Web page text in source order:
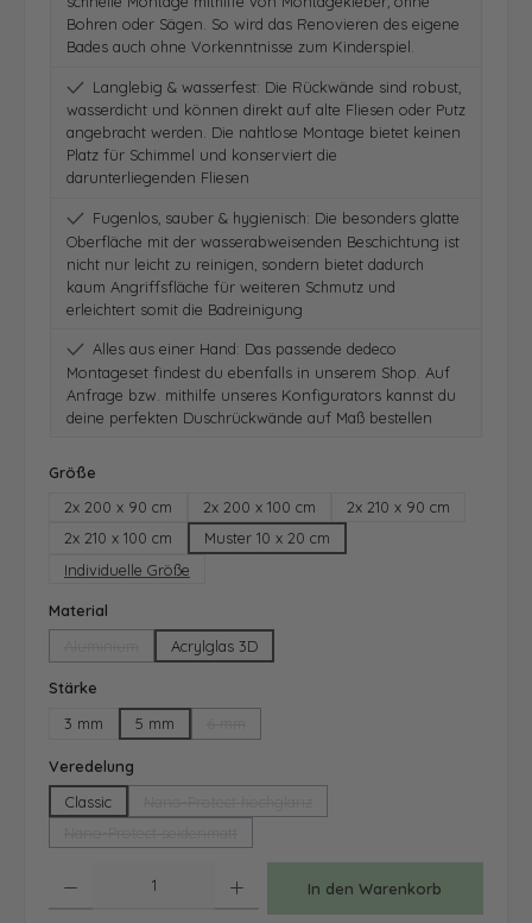
Bohren oder Sägen. So wird das Renovieren des eigene
Bades auch ohne Vorkenntnisse zum Kinderspiel.
Langlebig & wasserfest: Die Rückwände sind robust,
wasserdicht und können direkt auf alte Fliesen oder Putz
angebracht werden. Die nahtlose Montage bietet keinen
Platz für Schimmel und konserviert die
darunterliegenden Fliesen
Fugenlos, sauber & hygienisch: Die besonders glatte
Oberfläche mit der wasserabweisenden Beschichtung ist
nicht nur leicht zu reinigen, sondern bietet dadurch
kaum Angriffsfläche für weiteren Schmutz und
erleichtert somit die Badreinigung
Alles aus einer Hand: Das passende dedeco
Montageset findest du ebenfalls in unserem Shop. Auf
Anfrage bzw. mithilfe unseres Konfigurators kannst du
deine perfekten Duschrückwände auf Maß bestellen
Größe
2x 200 x 90 cm
2x 200 x 100 cm
2x 210 x 90 cm
2x 210 x 100 cm
Muster 10 x 20 cm
Individuelle Größe
Material
(Diese Option ist zurzeit nicht verfügbar.)
Acrylglas 3D
Stärke
3 mm
5 mm
Veredelung
Classic
In den Warenkorb